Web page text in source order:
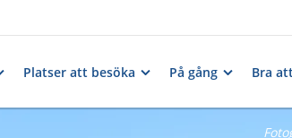
Platser att besöka På gång Bra